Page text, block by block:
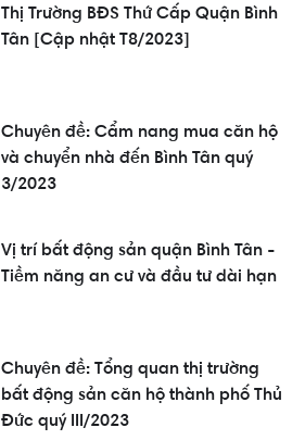
Thị Trường BĐS Thứ Cấp Quận Bình
Tân [Cập nhật T8/2023]
Chuyên đề: Cẩm nang mua căn hộ
và chuyển nhà đến Bình Tân quý
3/2023
Vị trí bất động sản quận Bình Tân -
Tiềm năng an cư và đầu tư dài hạn
Chuyên đề: Tổng quan thị trường
bất động sản căn hộ thành phố Thủ
Đức quý III/2023